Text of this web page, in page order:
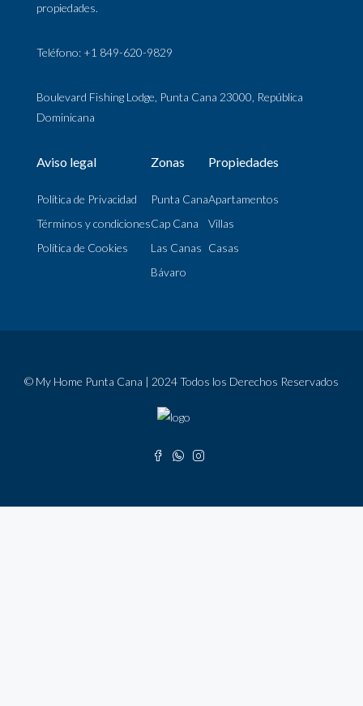
propiedades.
Teléfono: +1 849-620-9829
Boulevard Fishing Lodge, Punta Cana 23000, República
Dominicana
Aviso legal
Política de Privacidad
Términos y condiciones
Política de Cookies
Zonas
Punta Cana
Cap Cana
Las Canas
Bávaro
Propiedades
Apartamentos
Villas
Casas
© My Home Punta Cana | 2024 Todos los Derechos Reservados